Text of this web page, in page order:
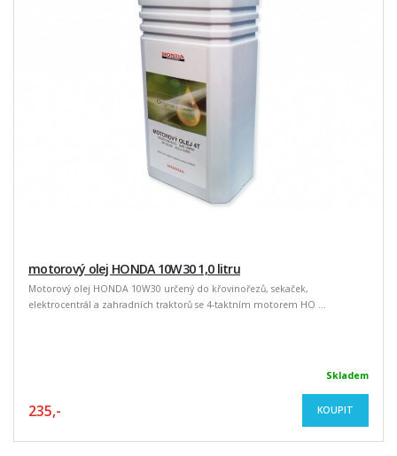
motorový olej HONDA 10W30 1,0 litru
Motorový olej HONDA 10W30 určený do křovinořezů, sekaček,
elektrocentrál a zahradních traktorů se 4-taktním motorem HO ...
Skladem
235,- KOUPIT